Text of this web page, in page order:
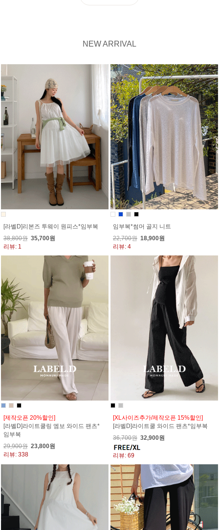
NEW ARRIVAL
[라벨D]리본즈 투웨이 원피스*임부복
38,800원 35,700원
리뷰: 1
임부복*썸머 골지 니트
22,700원 18,900원
리뷰: 4
[제작오픈 20%할인]
[라벨D]라이트쿨링 엠보 와이드 팬츠*
임부복
29,900원 23,800원
리뷰: 338
[XL사이즈추가/제작오픈 15%할인]
[라벨D]라이트쿨 와이드 팬츠*임부복
36,700원 32,900원
리뷰: 69